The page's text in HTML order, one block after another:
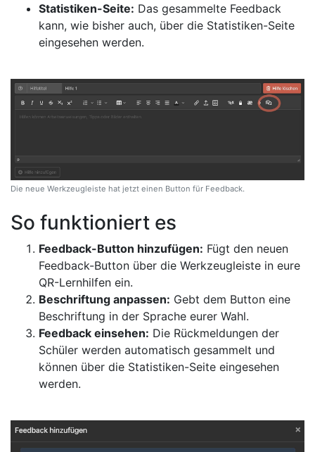
Statistiken-Seite: Das gesammelte Feedback
kann, wie bisher auch, über die Statistiken-Seite
eingesehen werden.
Die neue Werkzeugleiste hat jetzt einen Button für Feedback.
So funktioniert es
Feedback-Button hinzufügen: Fügt den neuen
Feedback-Button über die Werkzeugleiste in eure
QR-Lernhilfen ein.
Beschriftung anpassen: Gebt dem Button eine
Beschriftung in der Sprache eurer Wahl.
Feedback einsehen: Die Rückmeldungen der
Schüler werden automatisch gesammelt und
können über die Statistiken-Seite eingesehen
werden.